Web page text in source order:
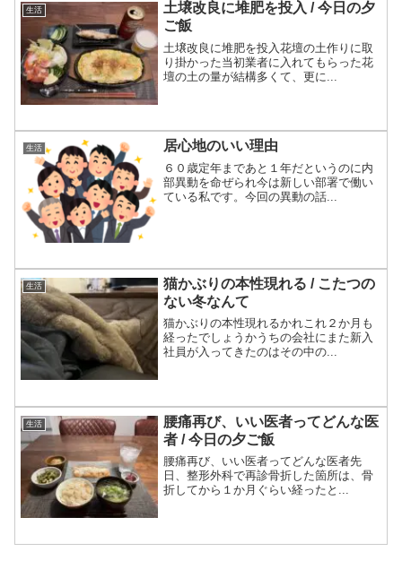
生活
土壌改良に堆肥を投入 / 今日の夕
ご飯
土壌改良に堆肥を投入花壇の土作りに取
り掛かった当初業者に入れてもらった花
壇の土の量が結構多くて、更に...
生活 居心地のいい理由
６０歳定年まであと１年だというのに内
部異動を命ぜられ今は新しい部署で働い
ている私です。今回の異動の話...
生活
猫かぶりの本性現れる / こたつの
ない冬なんて
猫かぶりの本性現れるかれこれ２か月も
経ったでしょうかうちの会社にまた新入
社員が入ってきたのはその中の...
生活
腰痛再び、いい医者ってどんな医
者 / 今日の夕ご飯
腰痛再び、いい医者ってどんな医者先
日、整形外科で再診骨折した箇所は、骨
折してから１か月ぐらい経ったと...